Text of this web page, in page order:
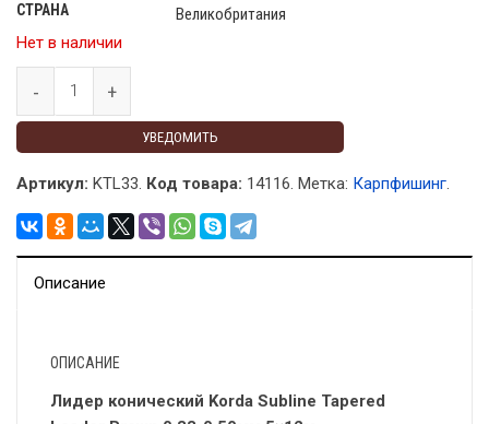
СТРАНА
Великобритания
Нет в наличии
УВЕДОМИТЬ
Артикул: KTL33. Код товара: 14116. Метка: Карпфишинг.
Описание
ОПИСАНИЕ
Лидер конический Korda Subline Tapered